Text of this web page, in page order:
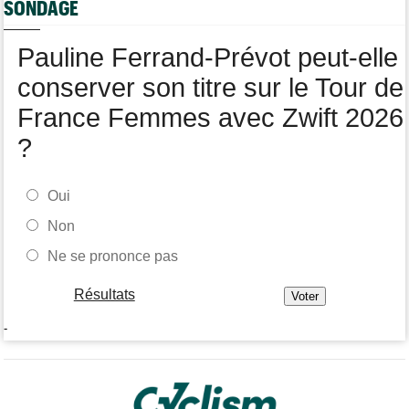
Chaînes et Horaires… La diffusion TV de la 8e étape du Tour
SONDAGE
Pauline Ferrand-Prévot peut-elle
conserver son titre sur le Tour de
France Femmes avec Zwift 2026
?
Oui
Non
Ne se prononce pas
Résultats
-